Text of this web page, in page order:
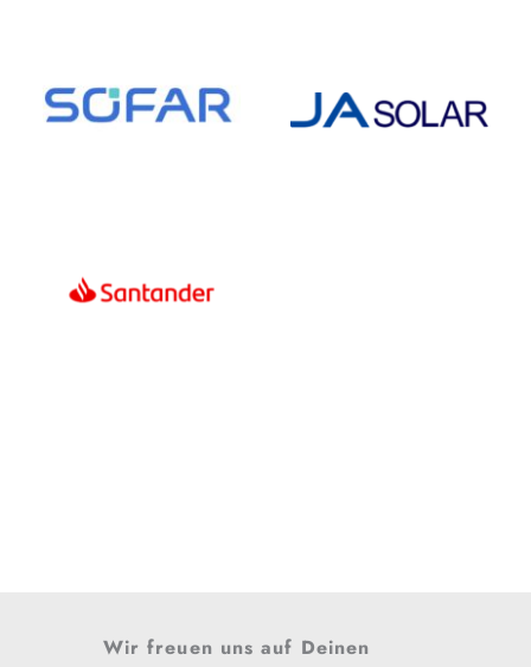
Wir freuen uns auf Deinen